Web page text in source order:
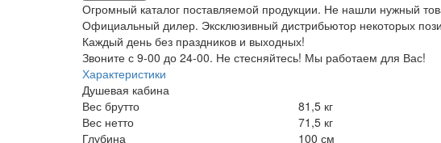
Огромный каталог поставляемой продукции. Не нашли нужный
Официальный дилер. Эксклюзивный дистрибьютор некоторых
Каждый день без праздников и выходных!
Звоните с 9-00 до 24-00. Не стесняйтесь! Мы работаем для Вас!
Характеристики
Душевая кабина
Вес брутто
81,5 кг
Вес нетто
71,5 кг
Глубина
100 см